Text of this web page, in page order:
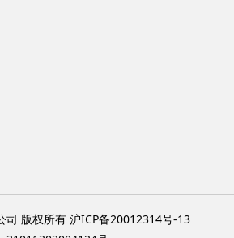
司 版权所有 沪ICP备20012314号-13